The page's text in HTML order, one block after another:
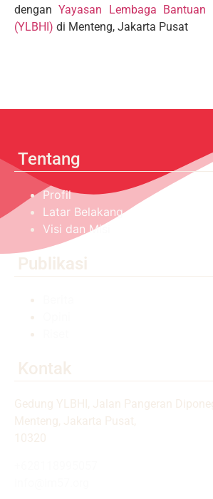
denganYayasan Lembaga Bantuan
(YLBHI) di Menteng, Jakarta Pusat
Tentang
Profil
Latar Belakang
Visi dan Misi
Publikasi
Kontak
Gedung YLBHI, Jalan Pangeran
Menteng, Jakarta Pusat,
10320